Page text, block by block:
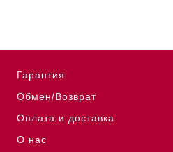
Гарантия
Обмен/Возврат
Оплата и доставка
О нас